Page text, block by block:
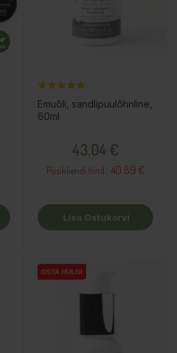
Emuõli, sandlipuulõhnline,
60ml
43,04 €
Püsikliendi hind : 40.89 €
Lisa Ostukorvi
OSTA HULGI
OSTA HULGI
OSTA HULGI